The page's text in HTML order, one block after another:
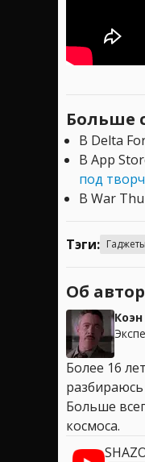
Больше
В Delta
В App
под
В War
Тэги: Гаджеты
Об
Коэн
Более 16
Больше
космоса.